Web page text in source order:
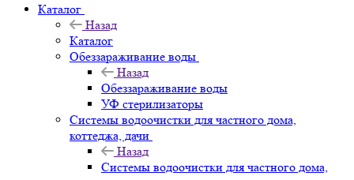
Каталог
Назад
Каталог
Обеззараживание воды
Назад
Обеззараживание воды
УФ стерилизаторы
Системы водоочистки для частного дома,
коттеджа, дачи
Назад
Системы водоочистки для частного дома,